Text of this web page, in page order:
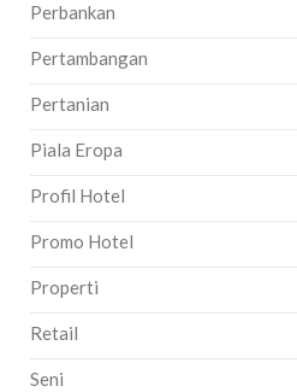
Perbankan
Pertambangan
Pertanian
Piala Eropa
Profil Hotel
Promo Hotel
Properti
Retail
Seni